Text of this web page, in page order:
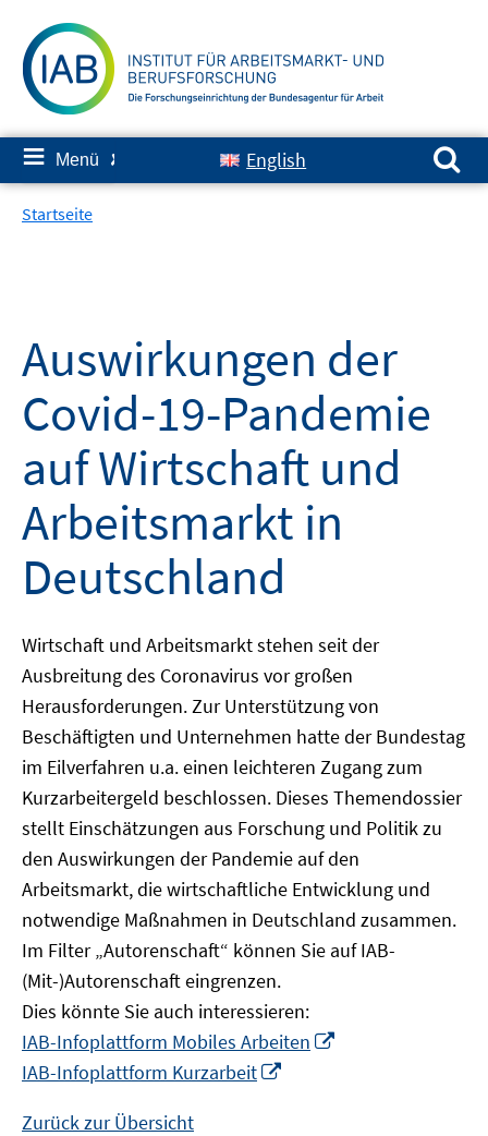
zum
Inhalt
≡ Menü ✘ English
Suchen nach:
Startseite
Auswirkungen der
Covid-19-Pandemie
auf Wirtschaft und
Arbeitsmarkt in
Deutschland
Wirtschaft und Arbeitsmarkt stehen seit der
Ausbreitung des Coronavirus vor großen
Herausforderungen. Zur Unterstützung von
Beschäftigten und Unternehmen hatte der Bundestag
im Eilverfahren u.a. einen leichteren Zugang zum
Kurzarbeitergeld beschlossen. Dieses Themendossier
stellt Einschätzungen aus Forschung und Politik zu
den Auswirkungen der Pandemie auf den
Arbeitsmarkt, die wirtschaftliche Entwicklung und
notwendige Maßnahmen in Deutschland zusammen.
Im Filter „Autorenschaft“ können Sie auf IAB-
(Mit-)Autorenschaft eingrenzen.
Dies könnte Sie auch interessieren:
IAB-Infoplattform Mobiles Arbeiten
IAB-Infoplattform Kurzarbeit
Zurück zur Übersicht